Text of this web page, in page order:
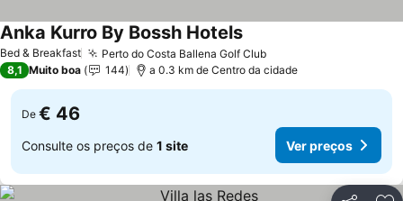
Bed & Breakfast Perto do Costa Ballena Golf ClubVer preços
Anka Kurro By Bossh HotelsVer preços
8,1 Muito boa 144 a 0.3 km de Centro da cidade
De € 46
Consulte os preços de 1 site Ver preços